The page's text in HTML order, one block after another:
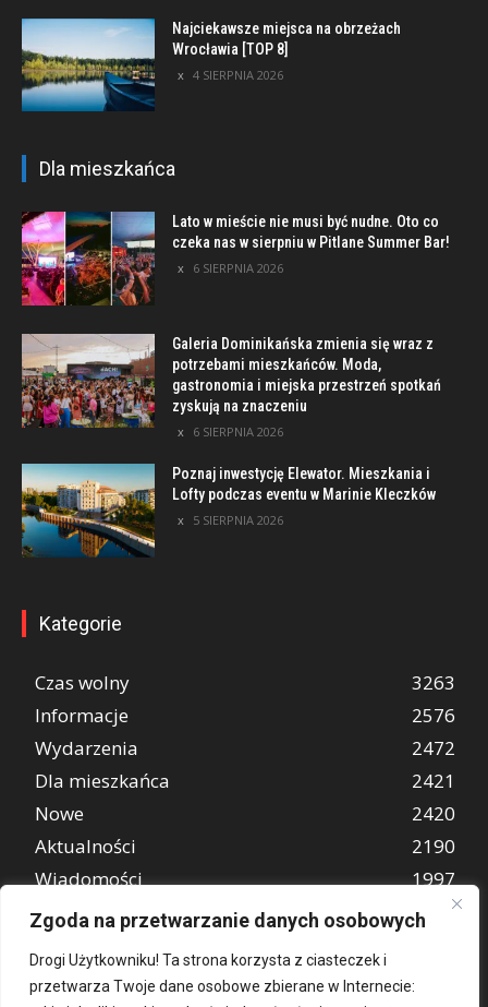
Zgoda na przetwarzanie danych osobowych
Drogi Użytkowniku! Ta strona korzysta z ciasteczek i
przetwarza Twoje dane osobowe zbierane w Internecie:
Najciekawsze miejsca na obrzeżach
Wrocławia [TOP 8]
4 SIERPNIA 2026
Dla mieszkańca
Lato w mieście nie musi być nudne. Oto co
czeka nas w sierpniu w Pitlane Summer Bar!
6 SIERPNIA 2026
Galeria Dominikańska zmienia się wraz z
potrzebami mieszkańców. Moda,
gastronomia i miejska przestrzeń spotkań
zyskują na znaczeniu
6 SIERPNIA 2026
Poznaj inwestycję Elewator. Mieszkania i
Lofty podczas eventu w Marinie Kleczków
5 SIERPNIA 2026
Kategorie
Czas wolny
3263
Informacje
2576
Wydarzenia
2472
Dla mieszkańca
2421
Nowe
2420
Aktualności
2190
Wiadomości
1997
REKLAMA
849